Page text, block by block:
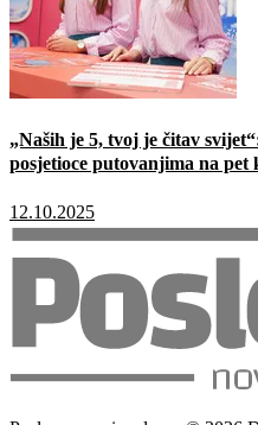
„Naših je 5, tvoj je čitav
posjetioce putovanjima na pet
12.10.2025